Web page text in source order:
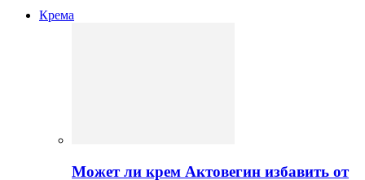
Крема
Может ли крем Актовегин избавить от